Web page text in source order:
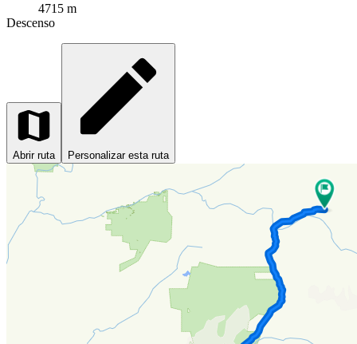
4715 m
Descenso
Abrir ruta Personalizar esta ruta